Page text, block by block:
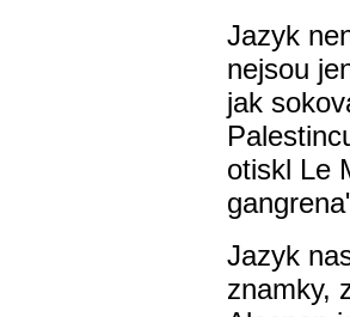
Jazyk
nejsou
jak
otiskl Le
Jazyk
znamky,